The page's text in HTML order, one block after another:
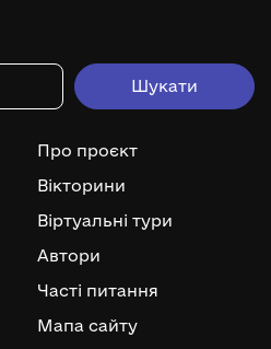
Про проєкт
Вікторини
Віртуальні тури
Автори
Часті питання
Мапа сайту